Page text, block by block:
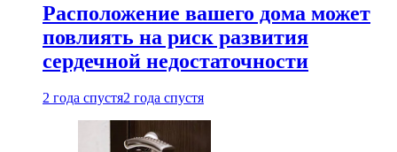
Расположение вашего дома может
повлиять на риск развития
сердечной недостаточности
2 года спустя2 года спустя